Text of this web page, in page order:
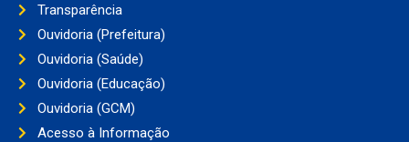
Transparência
Ouvidoria (Prefeitura)
Ouvidoria (Saúde)
Ouvidoria (Educação)
Ouvidoria (GCM)
Acesso à Informação